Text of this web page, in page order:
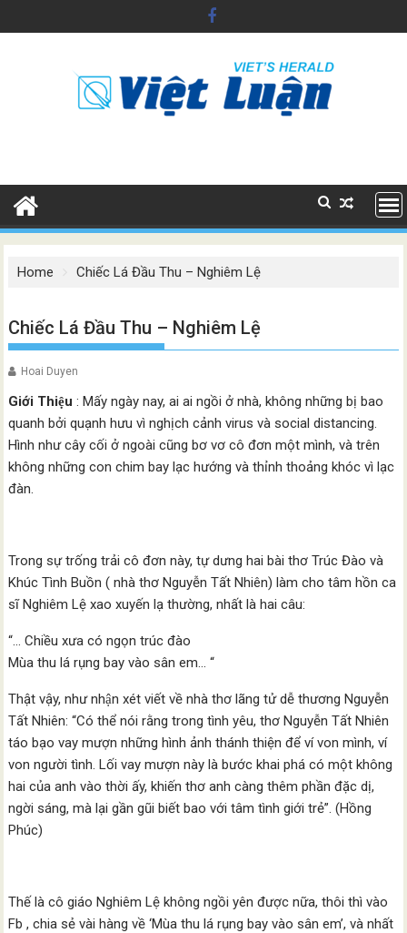
to
Home Chiếc Lá Đầu Thu – Nghiêm Lệ
Chiếc Lá Đầu Thu – Nghiêm Lệ
Hoai Duyen
Giới Thiệu : Mấy ngày nay, ai ai ngồi ở nhà, không những bị bao
quanh bởi quạnh hưu vì nghịch cảnh virus và social distancing.
Hình như cây cối ở ngoài cũng bơ vơ cô đơn một mình, và trên
không những con chim bay lạc hướng và thỉnh thoảng khóc vì lạc
đàn.
Trong sự trống trải cô đơn này, tự dưng hai bài thơ Trúc Đào và
Khúc Tình Buồn ( nhà thơ Nguyễn Tất Nhiên) làm cho tâm hồn ca
sĩ Nghiêm Lệ xao xuyến lạ thường, nhất là hai câu:
“… Chiều xưa có ngọn trúc đào
Mùa thu lá rụng bay vào sân em… “
Thật vậy, như nhận xét viết về nhà thơ lãng tử dễ thương Nguyễn
Tất Nhiên: “Có thể nói rằng trong tình yêu, thơ Nguyễn Tất Nhiên
táo bạo vay mượn những hình ảnh thánh thiện để ví von mình, ví
von người tình. Lối vay mượn này là bước khai phá có một không
hai của anh vào thời ấy, khiến thơ anh càng thêm phần đặc dị,
ngời sáng, mà lại gần gũi biết bao với tâm tình giới trẻ”. (Hồng
Phúc)
Thế là cô giáo Nghiêm Lệ không ngồi yên được nữa, thôi thì vào
Fb , chia sẻ vài hàng về ‘Mùa thu lá rụng bay vào sân em’, và nhất